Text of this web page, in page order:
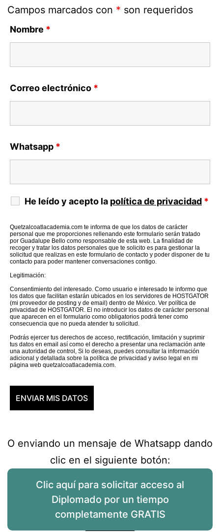
Campos marcados con * son requeridos
Nombre *
Correo electrónico *
Whatsapp *
He leído y acepto la política de privacidad *
Quetzalcoatlacademia.com te informa de que los datos de carácter
personal que me proporciones rellenando este formulario serán tratado
por Guadalupe Bello como responsable de esta web. La finalidad de
recoger y tratar los datos personales que te solicito es para gestionar la
solicitud que realizas en este formulario de contacto y poder disponer de tu
contacto para poder mantener conversaciones contigo.
Legitimación:
Consentimiento del interesado. Como usuario e interesado te informo que
los datos que facilitan estarán ubicados en los servidores de HOSTGATOR
(mi proveedor de posting y de email) dentro de México. Ver política de
privacidad de HOSTGATOR. El no introducir los datos de carácter personal
que aparecen en el formulario como obligatorios podrá tener como
consecuencia que no pueda atender tu solicitud.
Podrás ejercer tus derechos de acceso, rectificación, limitación y suprimir
tus datos en email así como el derecho a presentar una reclamación ante
una autoridad de control, Si lo deseas, puedes consultar la información
adicional y detallada sobre la política de privacidad y aviso legal en mi
página web quetzalcoatlacademia.com.
O enviando un mensaje de Whatsapp dando
clic en el siguiente botón:
Clic aquí para solicitar acceso al
Diplomado por un tiempo
completamente GRATIS